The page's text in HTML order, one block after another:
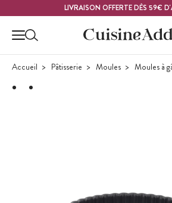
LIVRAISON OFFERTE DÈS 59€
Accueil Pâtisserie Moules Moules à